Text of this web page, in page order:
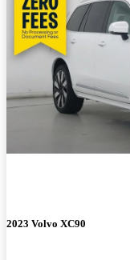
2023 Volvo XC90